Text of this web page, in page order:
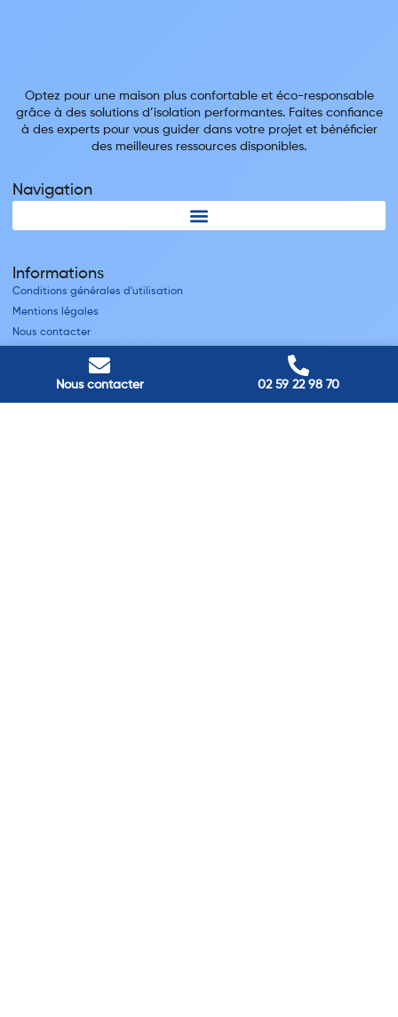
Nous contacter 02 59 22 98 70
Optez pour une maison plus confortable et éco-responsable
grâce à des solutions d’isolation performantes. Faites confiance
à des experts pour vous guider dans votre projet et bénéficier
des meilleures ressources disponibles.
Navigation
Informations
Conditions générales d'utilisation
Mentions légales
Nous contacter